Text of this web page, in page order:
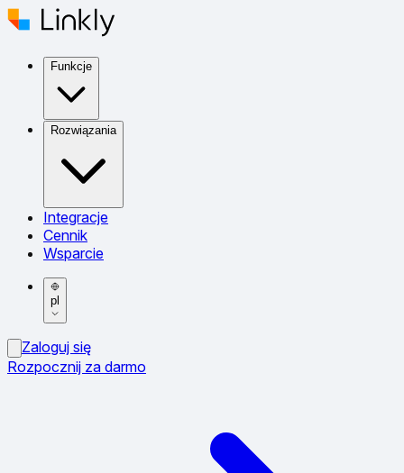
Funkcje
Rozwiązania
Integracje
Cennik
Wsparcie
pl
Zaloguj się
Rozpocznij za darmo